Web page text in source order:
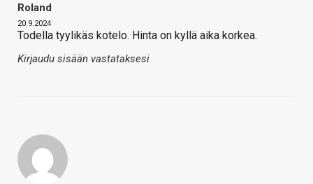
Roland
20.9.2024
Todella tyylikäs kotelo. Hinta on kyllä aika korkea.
Kirjaudu sisään vastataksesi